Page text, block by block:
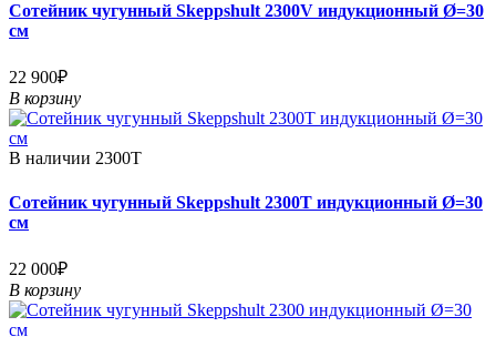
Сотейник чугунный Skeppshult 2300V индукционный Ø=30
см
22 900₽
В корзину
В наличии 2300T
Сотейник чугунный Skeppshult 2300T индукционный Ø=30
см
22 000₽
В корзину